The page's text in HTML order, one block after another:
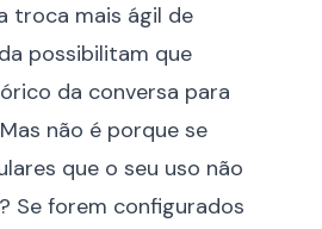
troca mais ágil de
possibilitam que
da conversa para
não é porque se
que o seu uso não
Se forem configurados